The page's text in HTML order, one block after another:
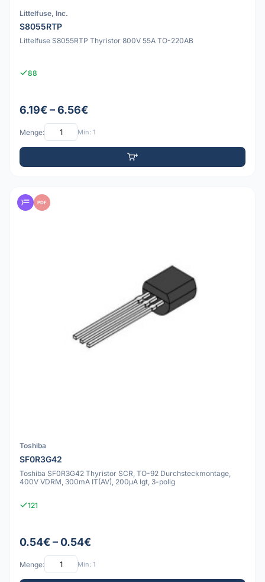
Littelfuse, Inc.
S8055RTP
Littelfuse S8055RTP Thyristor 800V 55A TO-220AB
88
6.19€ – 6.56€
Menge: Min: 1
PDF
Toshiba
SF0R3G42
Toshiba SF0R3G42 Thyristor SCR, TO-92 Durchsteckmontage,
400V VDRM, 300mA IT(AV), 200µA Igt, 3-polig
121
0.54€ – 0.54€
Menge: Min: 1